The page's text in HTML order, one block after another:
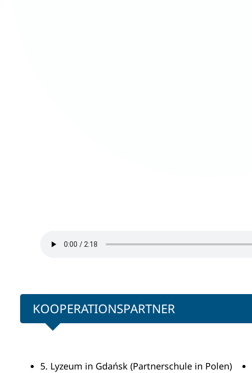
KOOPERATIONSPARTNER
5. Lyzeum in Gdańsk (Partnerschule in Polen)